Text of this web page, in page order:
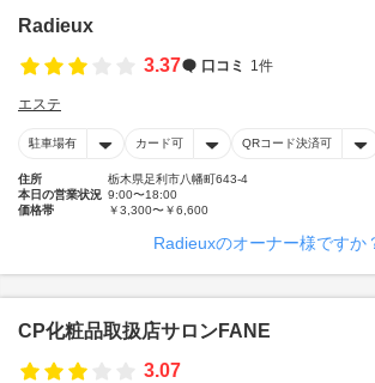
Radieux
3.37
口コミ 1件
エステ
駐車場有 カード可 QRコード決済可
住所
栃木県足利市八幡町643-4
本日の営業状況 9:00〜18:00
価格帯
￥3,300〜￥6,600
Radieuxのオーナー様ですか
CP化粧品取扱店サロンFANE
3.07